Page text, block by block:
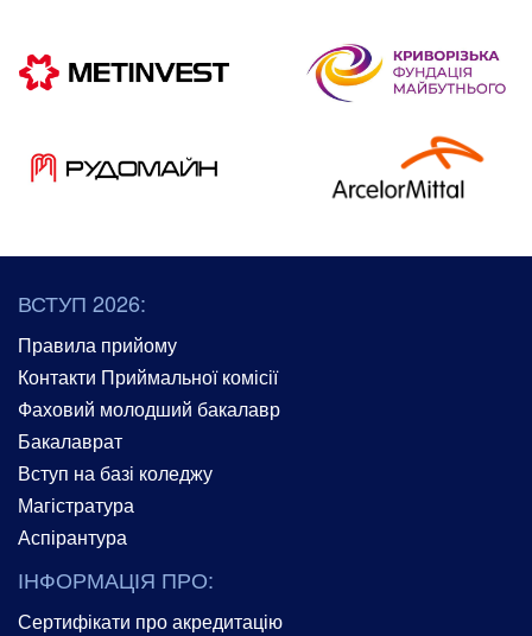
ВСТУП 2026:
Правила прийому
Контакти Приймальної комісії
Фаховий молодший бакалавр
Бакалаврат
Вступ на базі коледжу
Магістратура
Аспірантура
ІНФОРМАЦІЯ ПРО:
Сертифікати про акредитацію